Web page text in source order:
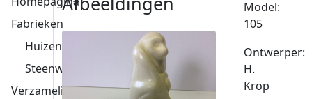
Fabrieken
Huizen
Steenwijk
Verzameling
Model:
105
Ontwerper:
H.
Krop